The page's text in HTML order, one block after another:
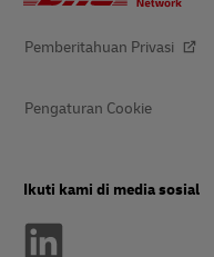
Pemberitahuan Privasi
Pengaturan Cookie
Ikuti kami di media sosial